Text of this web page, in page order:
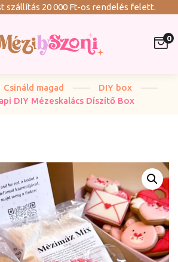
szállítás 20 000 Ft-os rendelés felett.
0
Csináld magad
DIY box
DIY Mézeskalács Díszítő Box